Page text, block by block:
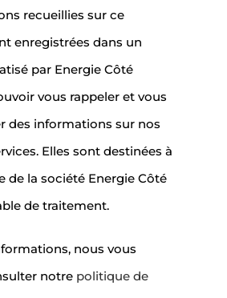
recueillies sur ce
enregistrées dans un
par Energie Côté
vous rappeler et vous
des informations sur nos
Elles sont destinées à
de la société Energie Côté
de traitement.
nous vous
notre politique de